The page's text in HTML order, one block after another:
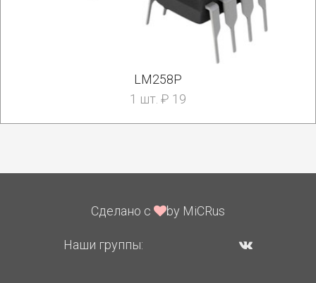
LM258P
1 шт. ₽ 19
Сделано с by MiCRus
Наши группы: